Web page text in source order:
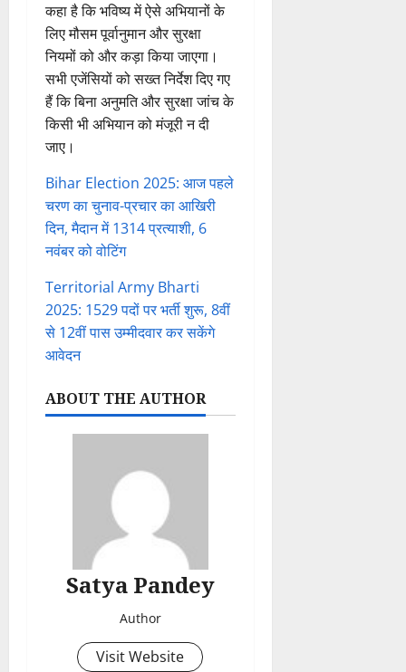
कहा है कि भविष्य में ऐसे अभियानों के
लिए मौसम पूर्वानुमान और सुरक्षा
नियमों को और कड़ा किया जाएगा।
सभी एजेंसियों को सख्त निर्देश दिए गए
हैं कि बिना अनुमति और सुरक्षा जांच के
किसी भी अभियान को मंजूरी न दी
जाए।
Bihar Election 2025: आज पहले
चरण का चुनाव-प्रचार का आखिरी
दिन, मैदान में 1314 प्रत्याशी, 6
नवंबर को वोटिंग
Territorial Army Bharti
2025: 1529 पदों पर भर्ती शुरू, 8वीं
से 12वीं पास उम्मीदवार कर सकेंगे
आवेदन
ABOUT THE AUTHOR
Satya Pandey
Author
Visit Website